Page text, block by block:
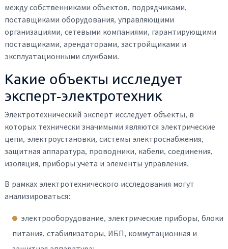
между собственниками объектов, подрядчиками,
поставщиками оборудования, управляющими
организациями, сетевыми компаниями, гарантирующими
поставщиками, арендаторами, застройщиками и
эксплуатационными службами.
Какие объекты исследует
эксперт-электротехник
Электротехнический эксперт исследует объекты, в
которых технически значимыми являются электрические
цепи, электроустановки, системы электроснабжения,
защитная аппаратура, проводники, кабели, соединения,
изоляция, приборы учета и элементы управления.
В рамках электротехнического исследования могут
анализироваться:
электрооборудование, электрические приборы, блоки
питания, стабилизаторы, ИБП, коммутационная и